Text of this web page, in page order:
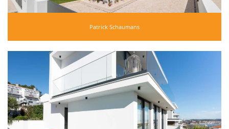
Patrick Schaumans